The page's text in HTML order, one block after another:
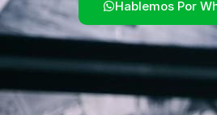
Hablemos Por